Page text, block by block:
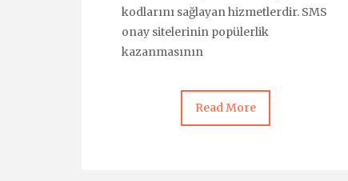
kodlarını sağlayan hizmetlerdir. SMS
onay sitelerinin popülerlik
kazanmasının
Read More